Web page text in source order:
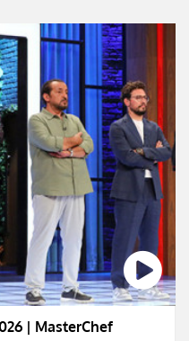
| MasterChef